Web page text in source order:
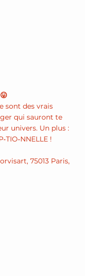
sont des vrais
qui sauront te
univers. Un plus :
!
75013 Paris,